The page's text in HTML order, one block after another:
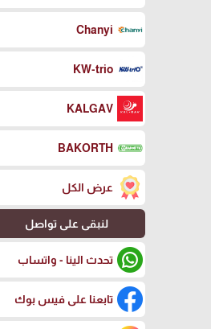
Chanyi
KW-trio
KALGAV
BAKORTH
عرض الكل
لنبقى على تواصل
تحدث الينا - واتساب
تابعنا على فيس بوك